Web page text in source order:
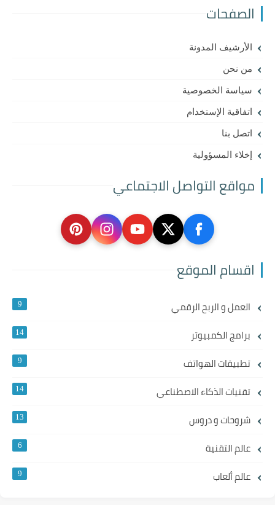
الصفحات
الأرشيف المدونة
من نحن
سياسة الخصوصية
اتفاقية الإستخدام
اتصل بنا
إخلاء المسؤولية
مواقع التواصل الاجتماعي
اقسام الموقع
العمل و الربح الرقمي
برامج الكمبيوتر
تطبيقات الهواتف
تقنيات الذكاء الاصطناعي
شروحات و دروس
عالم التقنية
عالم ألعاب